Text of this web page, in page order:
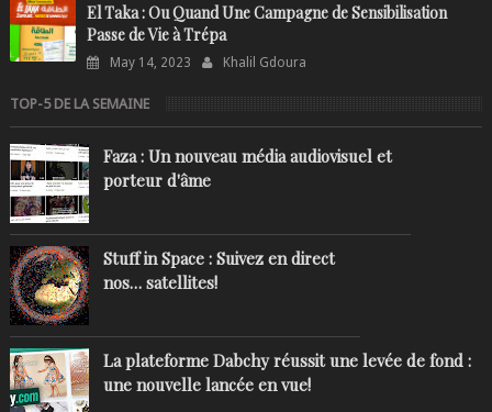
El Taka : Ou Quand Une Campagne de Sensibilisation
Passe de Vie à Trépa
May 14, 2023 Khalil Gdoura
TOP-5 DE LA SEMAINE
Faza : Un nouveau média audiovisuel et
porteur d'âme
Stuff in Space : Suivez en direct
nos… satellites!
La plateforme Dabchy réussit une levée de fond :
une nouvelle lancée en vue!